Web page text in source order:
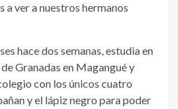
a ver a nuestros hermanos
hace dos semanas, estudia en
Granadas en Magangué y
con los únicos cuatro
y el lápiz negro para poder